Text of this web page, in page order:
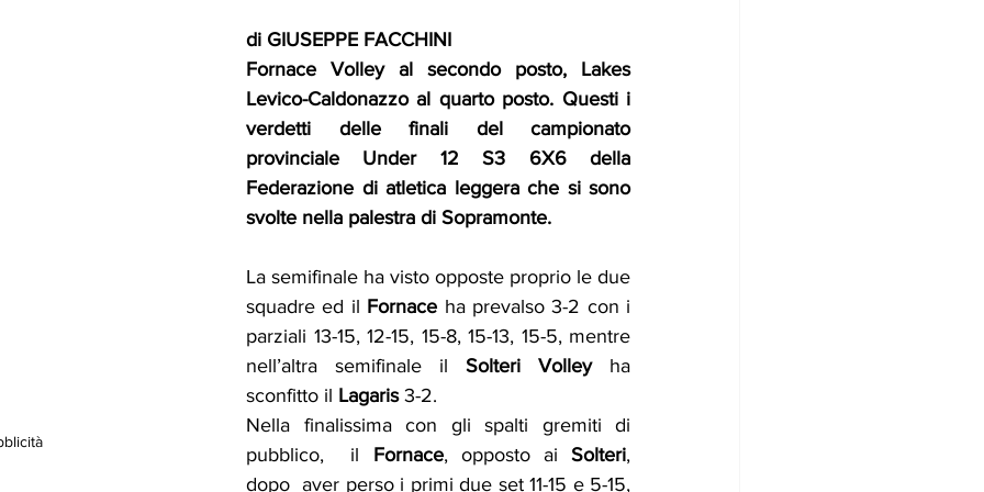
di GIUSEPPE FACCHINI
Fornace Volley al secondo posto, Lakes
Levico-Caldonazzo al quarto posto. Questi i
verdetti delle finali del campionato
provinciale Under 12 S3 6X6 della
Federazione di atletica leggera che si sono
svolte nella palestra di Sopramonte.
La semifinale ha visto opposte proprio le due
squadre ed il Fornace ha prevalso 3-2 con i
parziali 13-15, 12-15, 15-8, 15-13, 15-5, mentre
nell’altra semifinale il Solteri Volley ha
sconfitto il Lagaris 3-2.
Nella finalissima con gli spalti gremiti di
pubblico,  il Fornace, opposto ai Solteri,
dopo  aver perso i primi due set 11-15 e 5-15,